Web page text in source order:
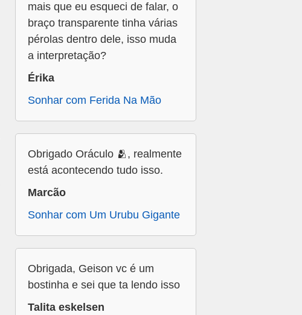
mais que eu esqueci de falar, o
braço transparente tinha várias
pérolas dentro dele, isso muda
a interpretação?
Érika
Sonhar com Ferida Na Mão
Obrigado Oráculo 🫂, realmente
está acontecendo tudo isso.
Marcão
Sonhar com Um Urubu Gigante
Obrigada, Geison vc é um
bostinha e sei que ta lendo isso
Talita eskelsen